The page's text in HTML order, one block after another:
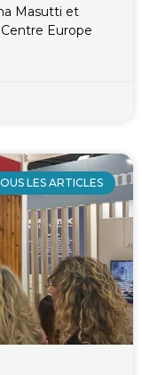
Masutti et
Europe
LES ARTICLES